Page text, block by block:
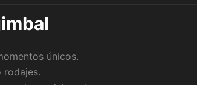
únicos.
rodajes.